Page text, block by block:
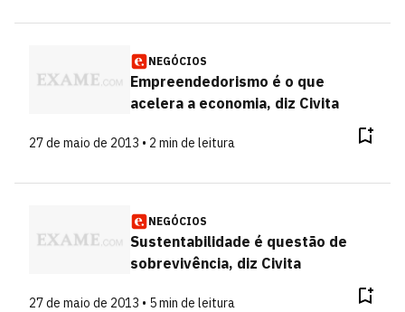
NEGÓCIOS
Empreendedorismo é o que
acelera a economia, diz Civita
27 de maio de 2013 • 2 min de leitura
NEGÓCIOS
Sustentabilidade é questão de
sobrevivência, diz Civita
27 de maio de 2013 • 5 min de leitura